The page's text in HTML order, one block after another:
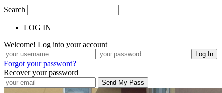
Search
LOG IN
Welcome! Log into your account
Forgot your password?
Recover your password